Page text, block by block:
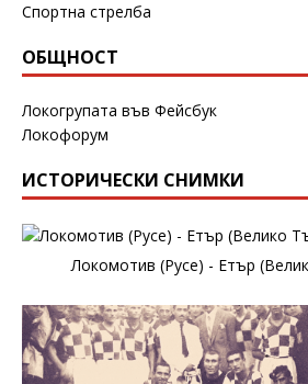
Спортна стрелба
ОБЩНОСТ
Локогрупата във Фейсбук
Локофорум
ИСТОРИЧЕСКИ СНИМКИ
Локомотив (Русе) - Етър